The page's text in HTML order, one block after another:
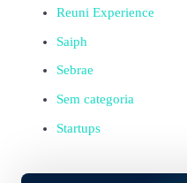
Reuni Experience
Saiph
Sebrae
Sem categoria
Startups